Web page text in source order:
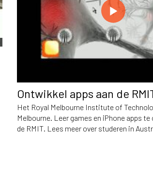
Ontwikkel apps aan de
Het Royal Melbourne Institute of
Melbourne. Leer games en iPhone apps
de RMIT. Lees meer over studeren in